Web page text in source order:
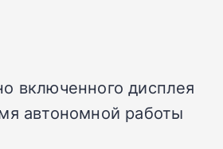
включенного дисплея
автономной работы